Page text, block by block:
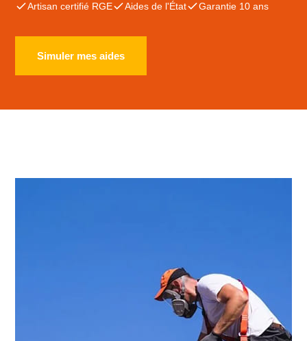
Artisan certifié RGE Aides de l'État Garantie 10 ans
Simuler mes aides